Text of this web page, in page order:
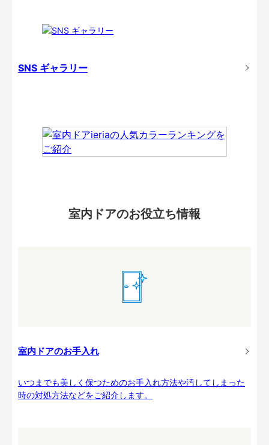
SNS ギャラリー
室内ドアのお役立ち情報
室内ドアのお手入れ
いつまでも美しく保つためのお手入れ方法や汚してしまった
時の対処方法などをご紹介します。